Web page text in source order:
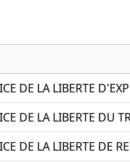
DE LA LIBERTE
DE LA LIBERTE DU
DE LA LIBERTE DE